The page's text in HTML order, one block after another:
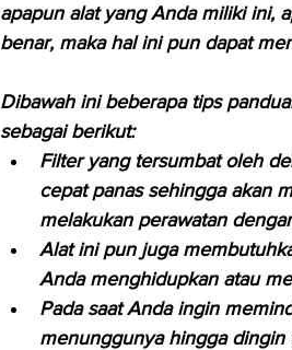
apapun alat yang Anda miliki ini,
benar, maka hal ini pun dapat
Dibawah ini beberapa tips
sebagai berikut:
Filter yang tersumbat oleh
cepat panas sehingga akan
melakukan perawatan
Alat ini pun juga
Anda menghidupkan atau
Pada saat Anda ingin
menunggunya hingga dingin